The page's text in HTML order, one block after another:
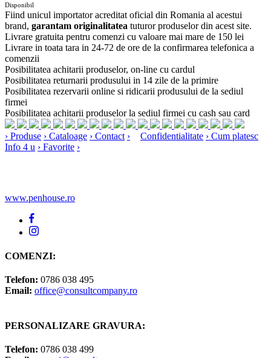
Disponibil
Fiind unicul importator acreditat oficial din Romania al acestui
brand, garantam originalitatea tuturor produselor din acest site.
Livrare gratuita pentru comenzi cu valoare mai mare de 150 lei
Livrare in toata tara in 24-72 de ore de la confirmarea telefonica a
comenzii
Posibilitatea achitarii produselor, on-line cu cardul
Posibilitatea returnarii produsului in 14 zile de la primire
Posibilitatea rezervarii online si ridicarii produsului de la sediul
firmei
Posibilitatea achitarii produselor la sediul firmei cu cash sau card
› Produse › Cataloage › Contact ›
Info 4 u › Favorite ›
Confidentialitate › Cum platesc
www.penhouse.ro
COMENZI:
Telefon: 0786 038 495
Email: office@consultcompany.ro
PERSONALIZARE GRAVURA:
Telefon: 0786 038 499